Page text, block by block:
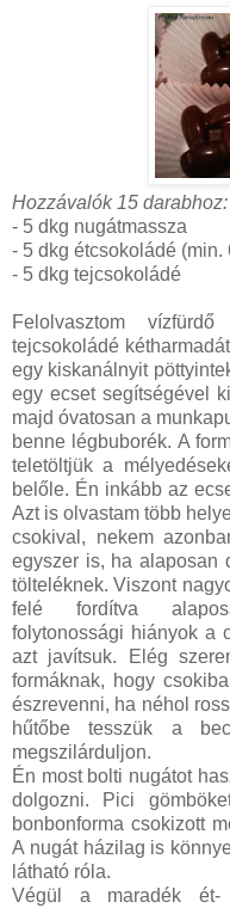
Hozzávalók 15 darabhoz:
- 5 dkg nugátmassza
- 5 dkg étcsokoládé (min.
- 5 dkg tejcsokoládé
Felolvasztom
tejcsokoládé
egy kiskanálnyit
egy ecset segítségével
majd óvatosan a
benne légbuborék. A
teletöltjük a
belőle. Én inkább az
Azt is olvastam több
csokival, nekem
egyszer is, ha alaposan
tölteléknek. Viszont
felé fordítva
folytonossági hiányok a
azt javítsuk. Elég
formáknak, hogy
észrevenni, ha néhol
hűtőbe tesszük a
megszilárduljon.
Én most bolti nugátot
dolgozni. Pici
bonbonforma csokizott
A nugát házilag is
látható róla.
Végül a maradék ét-